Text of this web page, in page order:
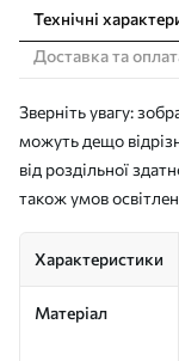
Технічні
Доставка та
Зверніть увагу:
можуть дещо
від роздільної
також умов
Характеристики
Матеріал